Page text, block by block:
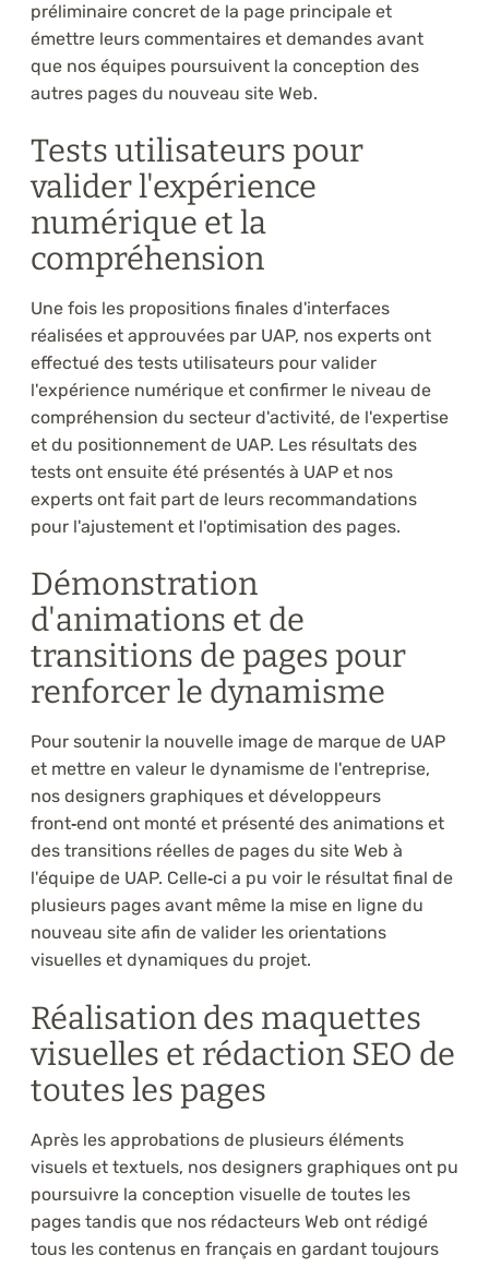
préliminaire concret de la page principale et
émettre leurs commentaires et demandes avant
que nos équipes poursuivent la conception des
autres pages du nouveau site Web.
Tests utilisateurs pour
valider l'expérience
numérique et la
compréhension
Une fois les propositions finales d'interfaces
réalisées et approuvées par UAP, nos experts ont
effectué des tests utilisateurs pour valider
l'expérience numérique et confirmer le niveau de
compréhension du secteur d'activité, de l'expertise
et du positionnement de UAP. Les résultats des
tests ont ensuite été présentés à UAP et nos
experts ont fait part de leurs recommandations
pour l'ajustement et l'optimisation des pages.
Démonstration
d'animations et de
transitions de pages pour
renforcer le dynamisme
Pour soutenir la nouvelle image de marque de UAP
et mettre en valeur le dynamisme de l'entreprise,
nos designers graphiques et développeurs
front‑end ont monté et présenté des animations et
des transitions réelles de pages du site Web à
l'équipe de UAP. Celle‑ci a pu voir le résultat final de
plusieurs pages avant même la mise en ligne du
nouveau site afin de valider les orientations
visuelles et dynamiques du projet.
Réalisation des maquettes
visuelles et rédaction SEO de
toutes les pages
Après les approbations de plusieurs éléments
visuels et textuels, nos designers graphiques ont pu
poursuivre la conception visuelle de toutes les
pages tandis que nos rédacteurs Web ont rédigé
tous les contenus en français en gardant toujours